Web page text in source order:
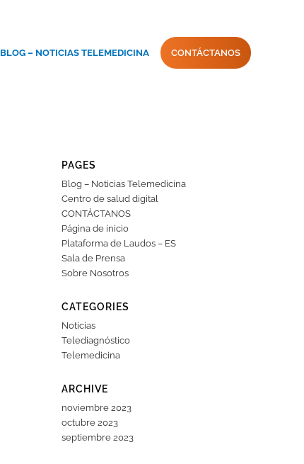
BLOG – NOTICIAS TELEMEDICINA CONTÁCTANOS
PAGES
Blog – Noticias Telemedicina
Centro de salud digital
CONTÁCTANOS
Página de inicio
Plataforma de Laudos – ES
Sala de Prensa
Sobre Nosotros
CATEGORIES
Noticias
Telediagnóstico
Telemedicina
ARCHIVE
noviembre 2023
octubre 2023
septiembre 2023